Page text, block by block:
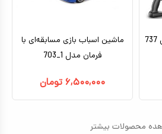
ماشین کنترلی دریفت مدل 737
ماشین اسباب بازی مسابقه‌ای با
فرمان مدل 1_703
۶,۵۰۰,۰۰۰ تومان
محصولات بیشتر